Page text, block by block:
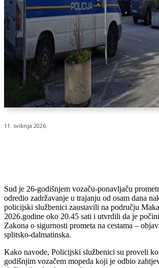
11. svibnja 2026.
Sud je 26-godišnjem vozaču-ponavljaču
odredio zadržavanje u trajanju od osam dana
policijski službenici zaustavili na području
2026.godine oko 20.45 sati i utvrdili da je
Zakona o sigurnosti prometa na cestama –
splitsko-dalmatinska.
Kako navode, Policijski službenici su proveli
godišnjim vozačem mopeda koji je odbio